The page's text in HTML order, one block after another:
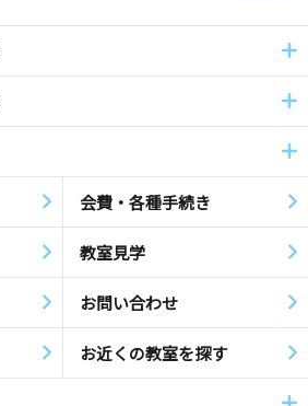
会費・各種手続き
教室見学
お問い合わせ
お近くの教室を探す